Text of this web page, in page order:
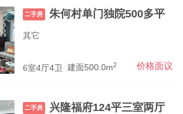
二手房 朱何村单门独院500多平
其它
6室4厅4卫 建面500.0m2 价格面议
二手房